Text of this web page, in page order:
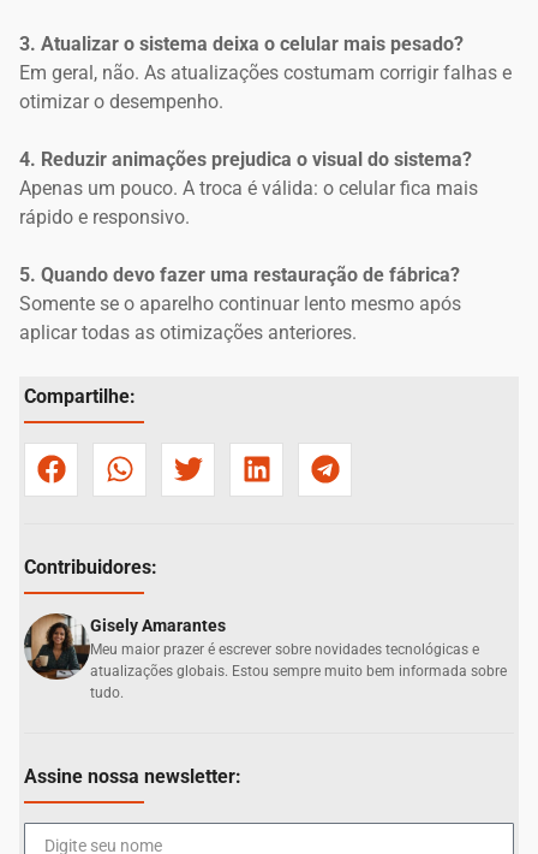
3. Atualizar o sistema deixa o celular mais pesado?
Em geral, não. As atualizações costumam corrigir falhas e
otimizar o desempenho.
4. Reduzir animações prejudica o visual do sistema?
Apenas um pouco. A troca é válida: o celular fica mais
rápido e responsivo.
5. Quando devo fazer uma restauração de fábrica?
Somente se o aparelho continuar lento mesmo após
aplicar todas as otimizações anteriores.
Contribuidores:
Gisely Amarantes
Meu maior prazer é escrever sobre novidades tecnológicas e
atualizações globais. Estou sempre muito bem informada sobre
tudo.
Assine nossa newsletter:
Compartilhe: